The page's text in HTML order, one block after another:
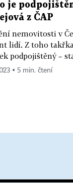
je
z ČAP
nemovitosti v
lidí. Z toho
podpojištěný –
▪ 5 min. čtení